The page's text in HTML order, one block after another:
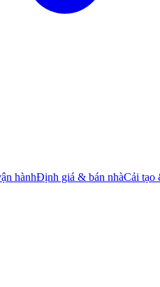
hànhĐịnh giá & bán nhàCải tạo